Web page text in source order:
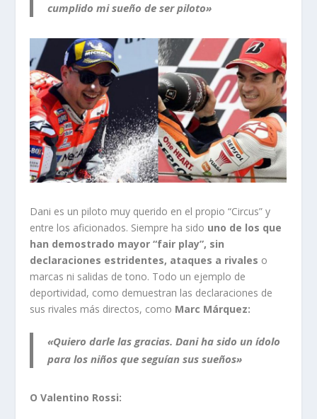
cumplido mi sueño de ser piloto»
Dani es un piloto muy querido en el propio “Circus” y
entre los aficionados. Siempre ha sido uno de los que
han demostrado mayor “fair play”, sin
declaraciones estridentes, ataques a rivales o
marcas ni salidas de tono. Todo un ejemplo de
deportividad, como demuestran las declaraciones de
sus rivales más directos, como Marc Márquez:
«Quiero darle las gracias. Dani ha sido un ídolo
para los niños que seguían sus sueños»
O Valentino Rossi: